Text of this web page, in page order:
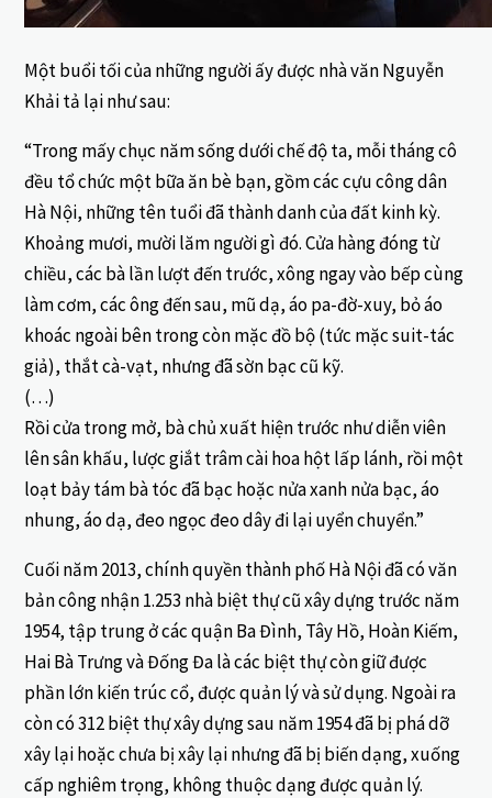
Một buổi tối của những người ấy được nhà văn Nguyễn
Khải tả lại như sau:
“Trong mấy chục năm sống dưới chế độ ta, mỗi tháng cô
đều tổ chức một bữa ăn bè bạn, gồm các cựu công dân
Hà Nội, những tên tuổi đã thành danh của đất kinh kỳ.
Khoảng mươi, mười lăm người gì đó. Cửa hàng đóng từ
chiều, các bà lần lượt đến trước, xông ngay vào bếp cùng
làm cơm, các ông đến sau, mũ dạ, áo pa-đờ-xuy, bỏ áo
khoác ngoài bên trong còn mặc đồ bộ (tức mặc suit-tác
giả), thắt cà-vạt, nhưng đã sờn bạc cũ kỹ.
(…)
Rồi cửa trong mở, bà chủ xuất hiện trước như diễn viên
lên sân khấu, lược giắt trâm cài hoa hột lấp lánh, rồi một
loạt bảy tám bà tóc đã bạc hoặc nửa xanh nửa bạc, áo
nhung, áo dạ, đeo ngọc đeo dây đi lại uyển chuyển.”
Cuối năm 2013, chính quyền thành phố Hà Nội đã có văn
bản công nhận 1.253 nhà biệt thự cũ xây dựng trước năm
1954, tập trung ở các quận Ba Đình, Tây Hồ, Hoàn Kiếm,
Hai Bà Trưng và Đống Đa là các biệt thự còn giữ được
phần lớn kiến trúc cổ, được quản lý và sử dụng. Ngoài ra
còn có 312 biệt thự xây dựng sau năm 1954 đã bị phá dỡ
xây lại hoặc chưa bị xây lại nhưng đã bị biến dạng, xuống
cấp nghiêm trọng, không thuộc dạng được quản lý.